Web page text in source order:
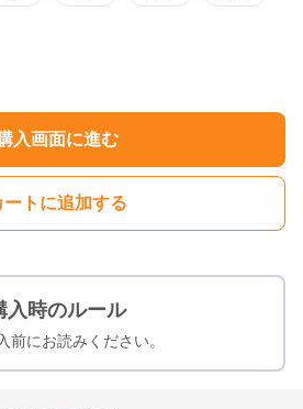
入画面に進む
ートに追加する
入時のルール
前にお読みください。